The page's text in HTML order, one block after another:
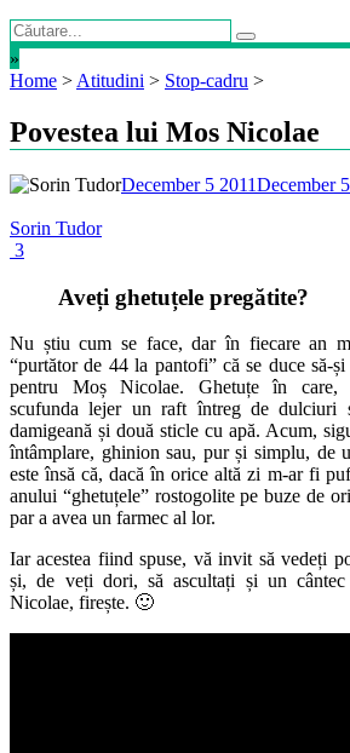
»
Home > Atitudini > Stop-cadru >
Povestea lui Mos Nicolae
December 5 2011December
Sorin Tudor
3
Aveți ghetuțele pregătite?
Nu știu cum se face, dar în fiecare an
“purtător de 44 la pantofi” că se duce să-și
pentru Moș Nicolae. Ghetuțe în care,
scufunda lejer un raft întreg de dulciuri
damigeană și două sticle cu apă. Acum,
întâmplare, ghinion sau, pur și simplu, de
este însă că, dacă în orice altă zi m-ar fi
anului “ghetuțele” rostogolite pe buze de
par a avea un farmec al lor.
Iar acestea fiind spuse, vă invit să vedeți
și, de veți dori, să ascultați și un
Nicolae, firește. 🙂